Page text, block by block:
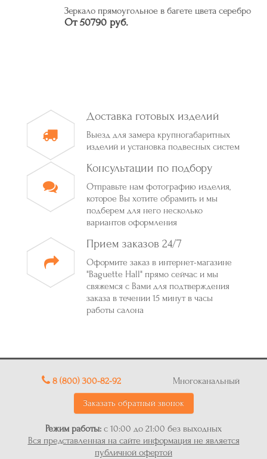
Зеркало прямоугольное в багете цвета серебро
От 50790 руб.
Доставка готовых изделий
Выезд для замера крупногабаритных
изделий и установка подвесных систем
Консультации по подбору
Отправьте нам фотографию изделия,
которое Вы хотите обрамить и мы
подберем для него несколько
вариантов оформления
Прием заказов 24/7
Оформите заказ в интернет-магазине
"Baguette Hall" прямо сейчас и мы
свяжемся с Вами для подтверждения
заказа в течении 15 минут в часы
работы салона
8 (800) 300-82-92 Многоканальный
Заказать обратный звонок
Режим работы: с 10:00 до 21:00 без выходных
Вся представленная на сайте информация не является
публичной офертой